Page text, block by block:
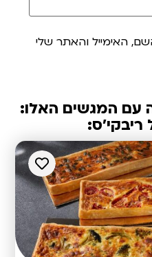
האימייל והאתר שלי
עם המגשים האלו: